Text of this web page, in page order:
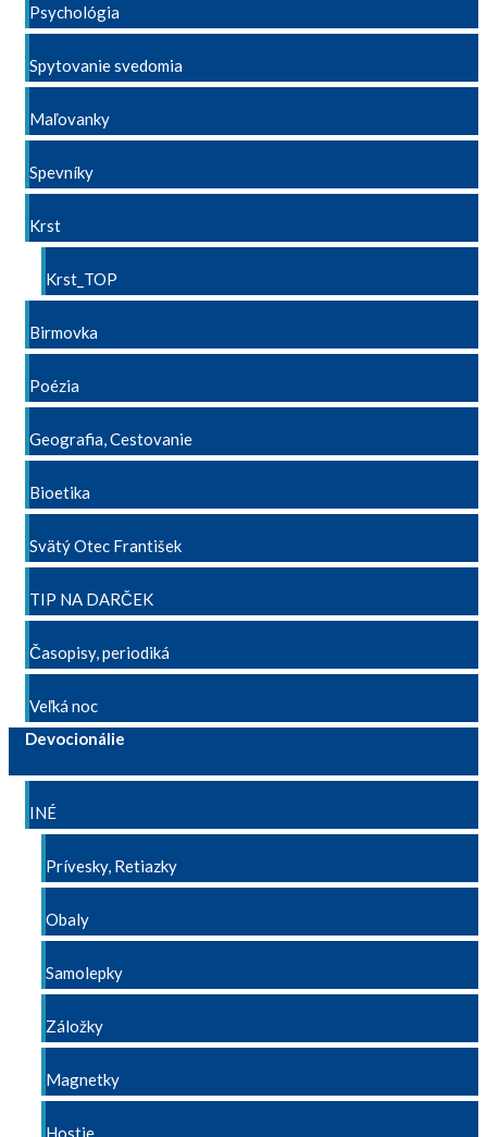
Psychológia
Spytovanie svedomia
Maľovanky
Spevníky
Krst
Krst_TOP
Birmovka
Poézia
Geografia, Cestovanie
Bioetika
Svätý Otec František
TIP NA DARČEK
Časopisy, periodiká
Veľká noc
Devocionálie
INÉ
Prívesky, Retiazky
Obaly
Samolepky
Záložky
Magnetky
Hostie